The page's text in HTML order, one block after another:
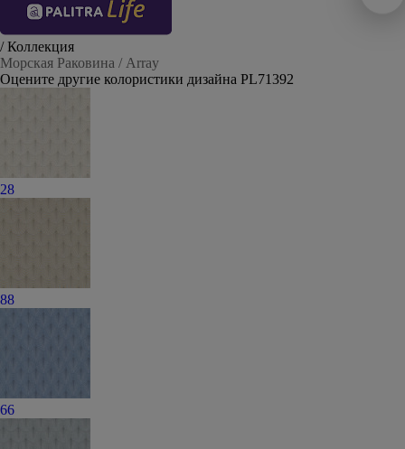
/ Коллекция
Морская Раковина / Array
Оцените другие колористики дизайна PL71392
28
88
66